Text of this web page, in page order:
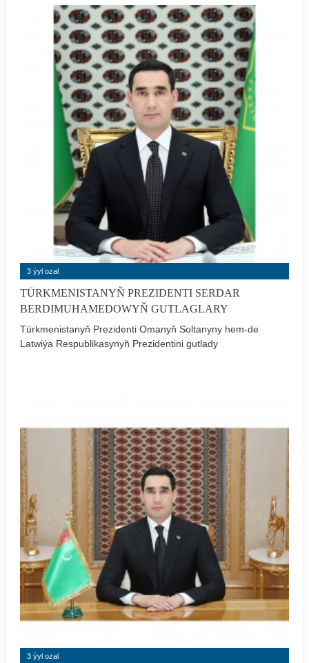
3 ýyl ozal
TÜRKMENISTANYŇ PREZIDENTI SERDAR
BERDIMUHAMEDOWYŇ GUTLAGLARY
Türkmenistanyň Prezidenti Omanyň Soltanyny hem-de
Latwiýa Respublikasynyň Prezidentini gutlady
3 ýyl ozal